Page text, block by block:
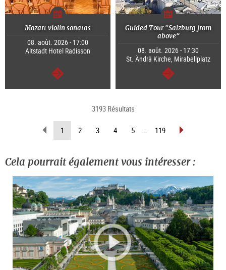
Mozart violin sonatas
08. août. 2026 - 17:00
Altstadt Hotel Radisson
Continuer
Guided Tour "Salzburg from
above“
08. août. 2026 - 17:30
St. Ändrä Kirche, Mirabellplatz
Continuer
3193 Résultats
Revenir
d’une
1 (Page
actuelle)
2 3 4 5 ... 119 Avancer
Cela pourrait également vous intéresser :